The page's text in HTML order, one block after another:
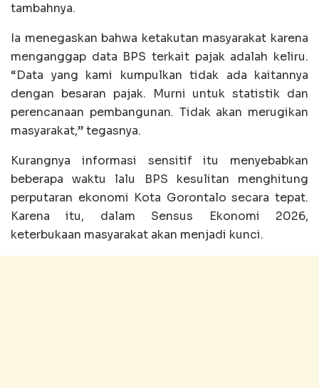
tambahnya.
Ia menegaskan bahwa ketakutan masyarakat karena
menganggap data BPS terkait pajak adalah keliru.
“Data yang kami kumpulkan tidak ada kaitannya
dengan besaran pajak. Murni untuk statistik dan
perencanaan pembangunan. Tidak akan merugikan
masyarakat,” tegasnya.
Kurangnya informasi sensitif itu menyebabkan
beberapa waktu lalu BPS kesulitan menghitung
perputaran ekonomi Kota Gorontalo secara tepat.
Karena itu, dalam Sensus Ekonomi 2026,
keterbukaan masyarakat akan menjadi kunci.